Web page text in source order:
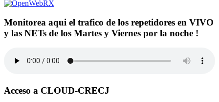
Monitorea aqui el trafico de los repetidores en VIVO
y las NETs de los Martes y Viernes por la noche !
Acceso a CLOUD-CRECJ